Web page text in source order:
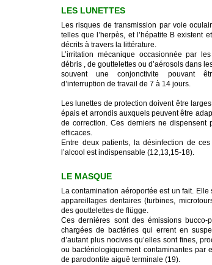
LES LUNETTES
Les risques de transmission par voie
telles que l’herpès, et l’hépatite B existent
décrits à travers la littérature.
L’irritation mécanique occasionnée par
débris , de gouttelettes ou d’aérosols dans
souvent une conjonctivite pouvant
d’interruption de travail de 7 à 14 jours.
Les lunettes de protection doivent être
épais et arrondis auxquels peuvent être
de correction. Ces derniers ne
efficaces.
Entre deux patients, la désinfection de
l’alcool est indispensable (12,13,15-18).
LE MASQUE
La contamination aéroportée est un fait.
appareillages dentaires (turbines,
des gouttelettes de flügge.
Ces dernières sont des émissions
chargées de bactéries qui errent en
d’autant plus nocives qu’elles sont fines,
ou bactériologiquement contaminantes par
de parodontite aiguë terminale (19).